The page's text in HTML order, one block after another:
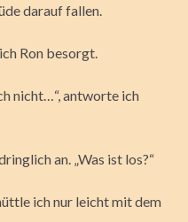
darauf fallen.
Ron besorgt.
nicht…“, antworte ich
an. „Was ist los?“
ich nur leicht mit dem